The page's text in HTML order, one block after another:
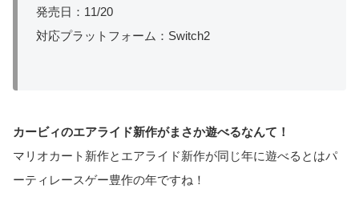
発売日：11/20
対応プラットフォーム：Switch2
カービィのエアライド新作がまさか遊べるなんて！
マリオカート新作とエアライド新作が同じ年に遊べるとはパ
ーティレースゲー豊作の年ですね！